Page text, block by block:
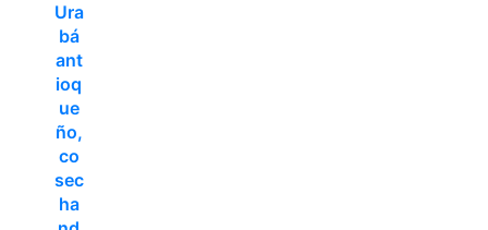
Ura
bá
ant
ioq
ue
ño,
co
sec
ha